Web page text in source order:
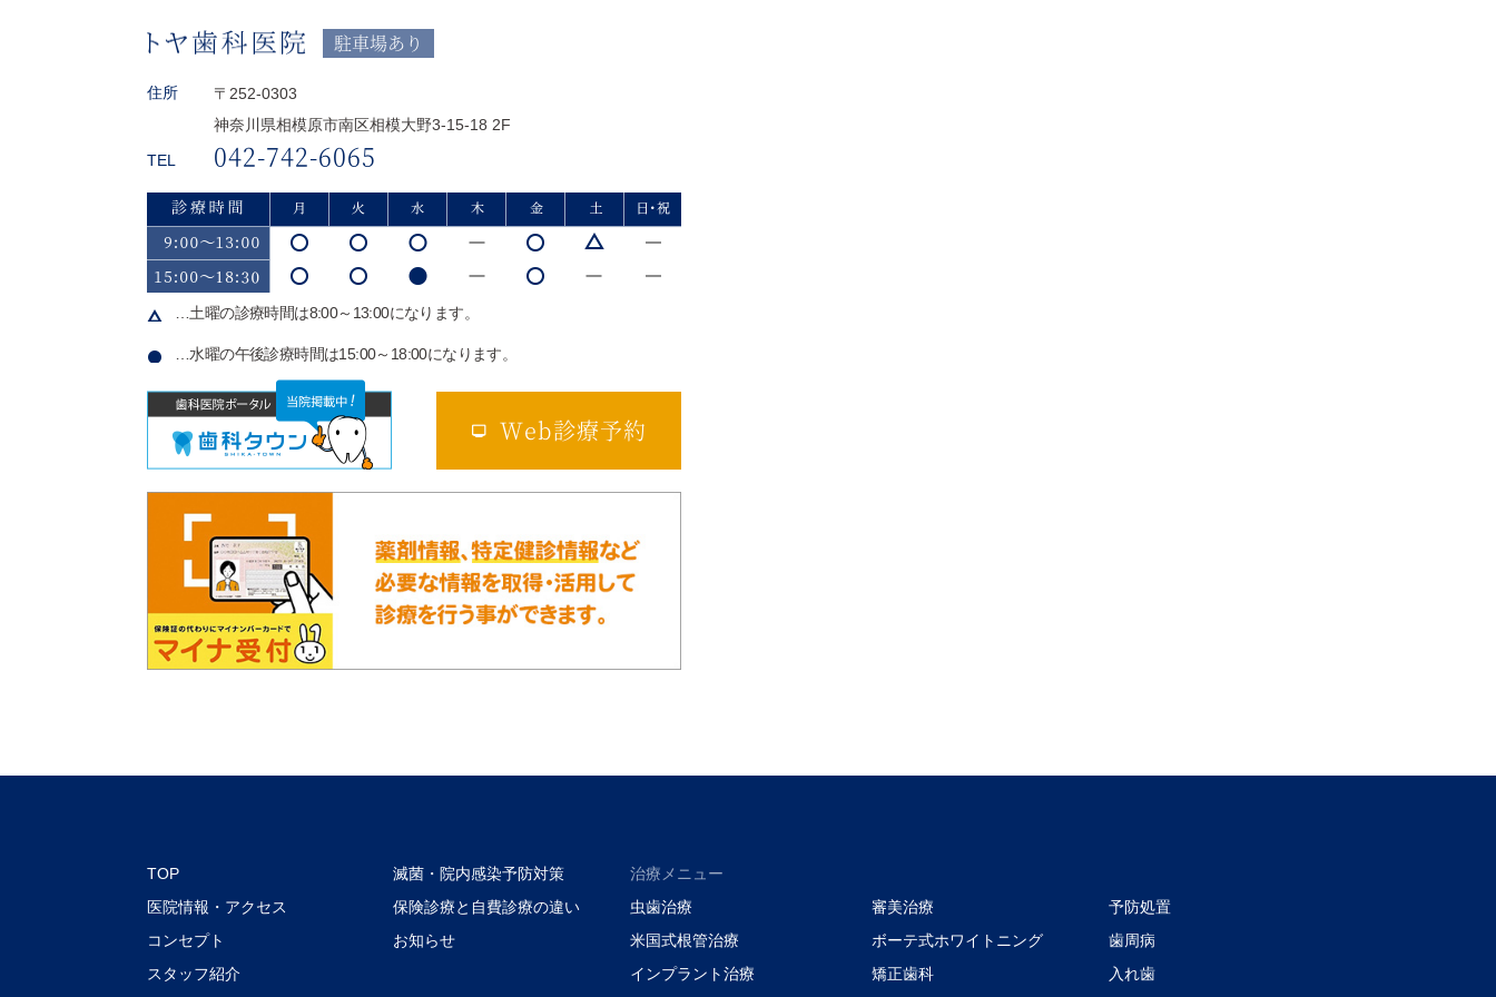
駐車場あり
住所
〒252-0303
神奈川県相模原市南区相模大野3-15-18 2F
TEL
042-742-6065
…土曜の診療時間は8:00～13:00になります。
…水曜の午後診療時間は15:00～18:00になります。
Web診療予約
TOP
医院情報・アクセス
コンセプト
スタッフ紹介
滅菌・院内感染予防対策
保険診療と自費診療の違い
お知らせ
治療メニュー
虫歯治療
米国式根管治療
インプラント治療
審美治療
ボーテ式ホワイトニング
矯正歯科
予防処置
歯周病
入れ歯